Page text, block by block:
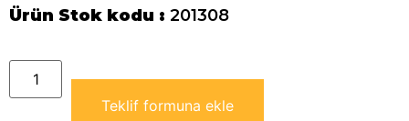
Ürün Stok kodu : 201308
Teklif formuna ekle